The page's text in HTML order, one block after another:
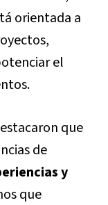
orientada a
el
que
de
y
que